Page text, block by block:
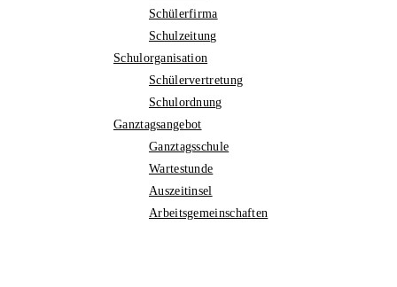
Schülerfirma
Schulzeitung
Schulorganisation
Schülervertretung
Schulordnung
Ganztagsangebot
Ganztagsschule
Wartestunde
Auszeitinsel
Arbeitsgemeinschaften